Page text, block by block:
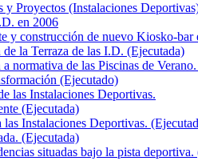
y Proyectos (Instalaciones
en 2006
y construcción de nuevo Kiosko-
la Terraza de las I.D. (Ejecutada)
normativa de las Piscinas de
(Ejecutado)
las Instalaciones Deportivas.
(Ejecutada)
las Instalaciones Deportivas.
(Ejecutada)
situadas bajo la pista